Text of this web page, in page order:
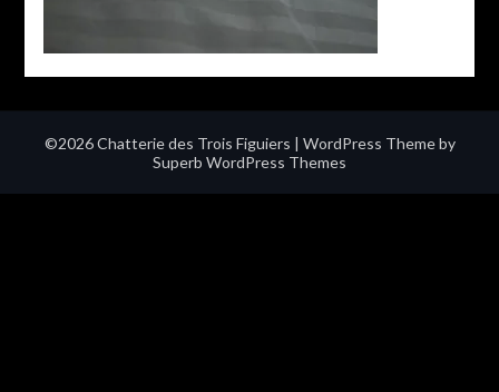
©2026 Chatterie des Trois Figuiers | WordPress Theme by
Superb WordPress Themes